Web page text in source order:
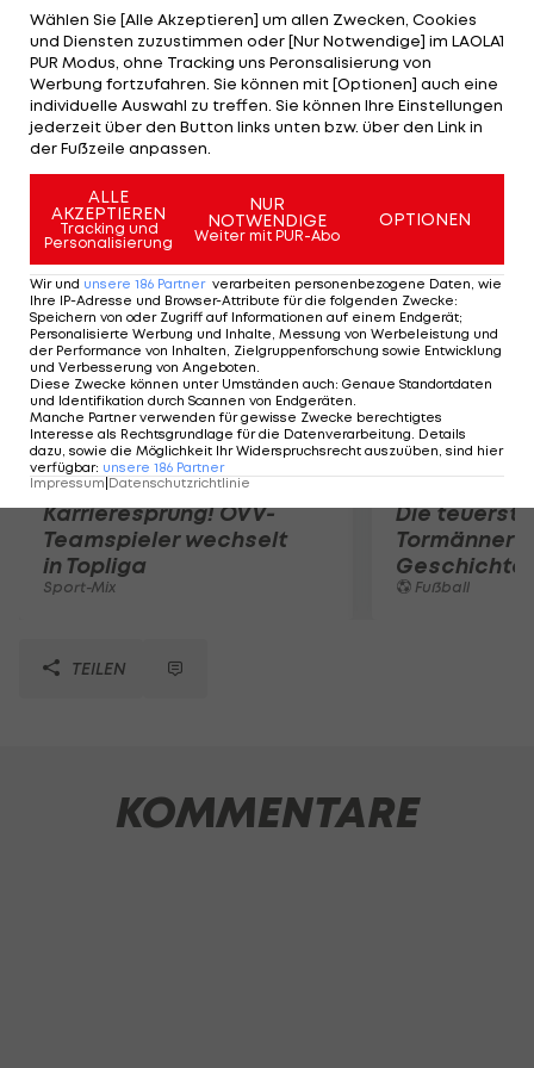
Amerikaner tritt somit die Nachfolge von Pierre
Page an, der bekanntlich zu RB München
gewechselt ist. Bereits in Berlin folgte Jackson als
Head Coach Pierre Page nach, außerdem
arbeiteten die beiden als Trainergespann in der
NHL.
Mehr zum Thema
Karrieresprung! ÖVV-
Teamspieler wechselt
in Topliga
Sport-Mix
Die
Tormänner
Geschichte
Fußball
TEILEN
KOMMENTARE
Wählen Sie [Alle Akzeptieren] um allen Zwecken, Cookies
und Diensten zuzustimmen oder [Nur Notwendige] im LAOLA1
PUR Modus, ohne Tracking uns Peronsalisierung von
Werbung fortzufahren. Sie können mit [Optionen] auch eine
individuelle Auswahl zu treffen. Sie können Ihre Einstellungen
jederzeit über den Button links unten bzw. über den Link in
der Fußzeile anpassen.
ALLE
AKZEPTIEREN
Tracking und
Personalisierung
NUR
NOTWENDIGE
Weiter mit PUR-Abo
OPTIONEN
Wir und unsere 186 Partner verarbeiten personenbezogene Daten, wie
Ihre IP-Adresse und Browser-Attribute für die folgenden Zwecke:
Speichern von oder Zugriff auf Informationen auf einem Endgerät;
Personalisierte Werbung und Inhalte, Messung von Werbeleistung und
der Performance von Inhalten, Zielgruppenforschung sowie Entwicklung
und Verbesserung von Angeboten.
Diese Zwecke können unter Umständen auch: Genaue Standortdaten
und Identifikation durch Scannen von Endgeräten.
Manche Partner verwenden für gewisse Zwecke berechtigtes
Interesse als Rechtsgrundlage für die Datenverarbeitung. Details
dazu, sowie die Möglichkeit Ihr Widerspruchsrecht auszuüben, sind hier
verfügbar: unsere 186 Partner
Impressum Datenschutzrichtlinie